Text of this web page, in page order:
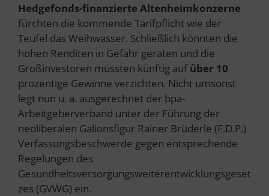
Hedgefonds-finanzierte Altenheimkonzerne
fürchten die kommende Tarifpflicht wie der
Teufel das Weihwasser. Schließlich könnten die
hohen Renditen in Gefahr geraten und die
Großinvestoren müssten künftig auf über 10
prozentige Gewinne verzichten. Nicht umsonst
legt nun u. a. ausgerechnet der bpa-
Arbeitgeberverband unter der Führung der
neoliberalen Galionsfigur Rainer Brüderle (F.D.P.)
Verfassungsbeschwerde gegen entsprechende
Regelungen des
Gesundheitsversorgungsweiterentwicklungsgeset
zes (GVWG) ein.